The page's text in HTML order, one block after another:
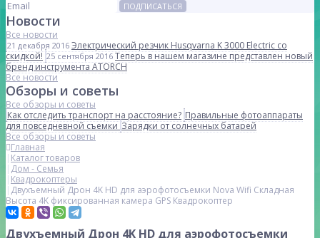
ПОДПИСАТЬСЯ
Новости
Все новости
21 декабря 2016 Электрический резчик Husqvarna K 3000 Electric со
скидкой! 25 сентября 2016 Теперь в нашем магазине представлен новый
бренд инструмента ATORCH
Все новости
Обзоры и советы
Все обзоры и советы
Как отследить транспорт на расстояние? Правильные фотоаппараты
для повседневной съемкиЗарядки от солнечных батарей
Все обзоры и советы
Главная
Каталог товаров
Дом - Семья
Квадрокоптеры
Двухъемный Дрон 4K HD для аэрофотосъемки Nova Wifi Складная
Высота 4K фиксированная камера GPS Квадрокоптер
Двухъемный Дрон 4K HD для аэрофотосъемки